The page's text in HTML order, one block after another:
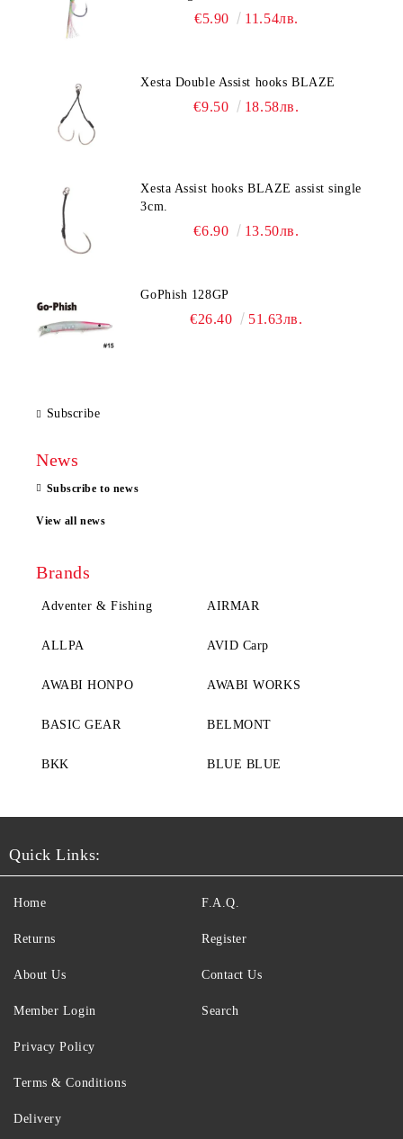
€5.90 11.54лв.
Xesta Double Assist hooks BLAZE
€9.50 18.58лв.
Xesta Assist hooks BLAZE assist single
3cm.
€6.90 13.50лв.
GoPhish 128GP
€26.40 51.63лв.
Subscribe
News
Subscribe to news
View all news
Brands
Adventer & Fishing AIRMAR
ALLPA AVID Carp
AWABI HONPO AWABI WORKS
BASIC GEAR BELMONT
BKK BLUE BLUE
Quick Links:
Home
Returns
About Us
Member Login
F.A.Q.
Register
Contact Us
Search
Privacy Policy
Terms & Conditions
Delivery